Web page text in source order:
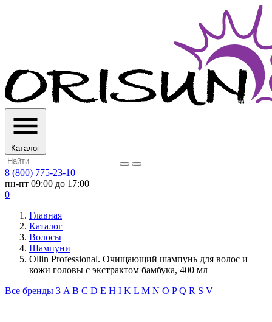
Каталог
8 (800) 775-23-10
пн-пт 09:00 до 17:00
0
Главная
Каталог
Волосы
Шампуни
Ollin Professional. Очищающий шампунь для волос и
кожи головы с экстрактом бамбука, 400 мл
Все бренды 3 A B C D E H I K L M N O P Q R S V